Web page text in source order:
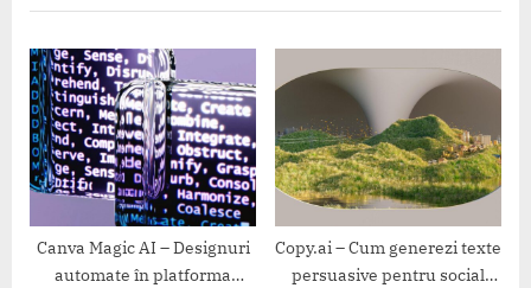
u
s
P
o
s
t
P
o
s
t
:
Canva Magic AI – Designuri
automate în platforma
Copy.ai – Cum generezi texte
persuasive pentru social